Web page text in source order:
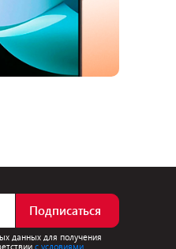
Подписаться
данных для получения
с условиями